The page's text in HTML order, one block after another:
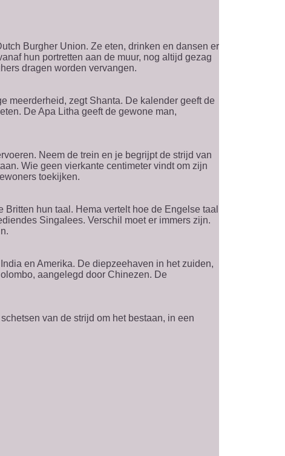
Burgher Union. Ze eten, drinken en dansen er
hun portretten aan de muur, nog altijd gezag
dragen worden vervangen.
meerderheid, zegt Shanta. De kalender geeft de
De Apa Litha geeft de gewone man,
Neem de trein en je begrijpt de strijd van
Wie geen vierkante centimeter vindt om zijn
toekijken.
hun taal. Hema vertelt hoe de Engelse taal
Singalees. Verschil moet er immers zijn.
en Amerika. De diepzeehaven in het zuiden,
aangelegd door Chinezen. De
van de strijd om het bestaan, in een